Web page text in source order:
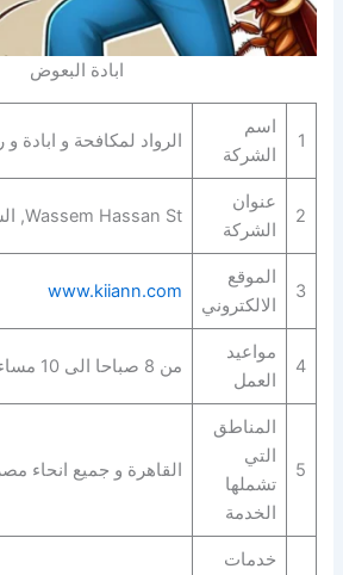
ابادة البعوض
1
اسم
الشركة
الرواد لمكافحة و ابادة
2
عنوان
الشركة
Wassem Hassan St, الشروق، محافظة القاهرة‬ 4921313
3
الموقع
الالكتروني
www.kiiann.com
4
مواعيد
العمل
من 8 صباحا الى 10 مساءا
5
المناطق
التي
تشملها
الخدمة
القاهرة و جميع انحاء
خدمات